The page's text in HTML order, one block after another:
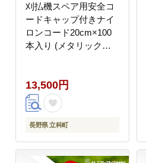
刈払機スペア用安全コ
ードキャップ付きナイ
ロンコード20cm×100
本入り (メタリック
13,500円
長野県 立科町